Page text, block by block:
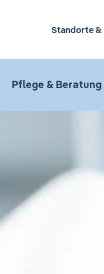
Standorte
Pflege & Beratung